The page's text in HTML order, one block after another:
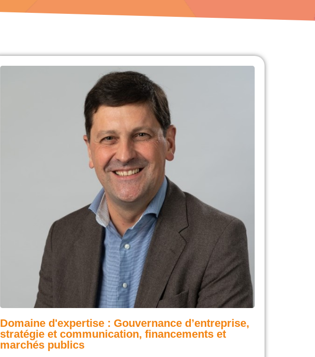
Domaine d'expertise : Gouvernance d’entreprise,
stratégie et communication, financements et
marchés publics